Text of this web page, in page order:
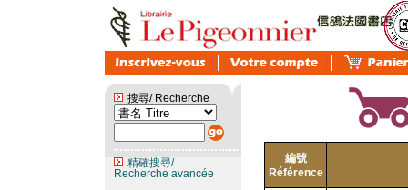
搜尋/ Recherche
精確搜尋/
Recherche avancée
編號
Référence